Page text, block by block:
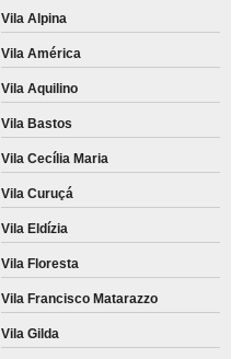
Vila Alpina
Vila América
Vila Aquilino
Vila Bastos
Vila Cecília Maria
Vila Curuçá
Vila Eldízia
Vila Floresta
Vila Francisco Matarazzo
Vila Gilda